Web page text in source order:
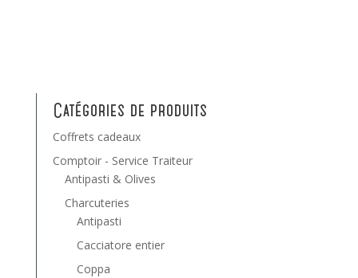
Catégories de produits
Coffrets cadeaux
Comptoir - Service Traiteur
Antipasti & Olives
Charcuteries
Antipasti
Cacciatore entier
Coppa